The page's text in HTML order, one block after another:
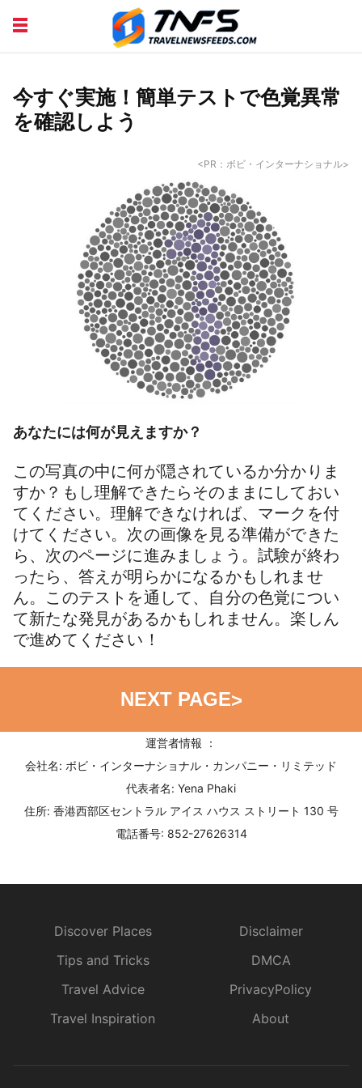
DISCOVER PLACES TIPS AND TRICKS
今すぐ実施！簡単テストで色覚異常
を確認しよう
<PR：ボビ・インターナショナル>
あなたには何が見えますか？
この写真の中に何が隠されているか分かりま
すか？もし理解できたらそのままにしておい
てください。理解できなければ、マークを付
けてください。次の画像を見る準備ができた
ら、次のページに進みましょう。試験が終わ
ったら、答えが明らかになるかもしれませ
ん。このテストを通して、自分の色覚につい
て新たな発見があるかもしれません。楽しん
で進めてください！
NEXT PAGE>
運営者情報 ：
会社名: ボビ・インターナショナル・カンパニー・リミテッド
代表者名: Yena Phaki
住所: 香港西部区セントラル アイス ハウス ストリート 130 号
電話番号: 852-27626314
Discover Places
Tips and Tricks
Travel Advice
Travel Inspiration
Disclaimer
DMCA
PrivacyPolicy
About